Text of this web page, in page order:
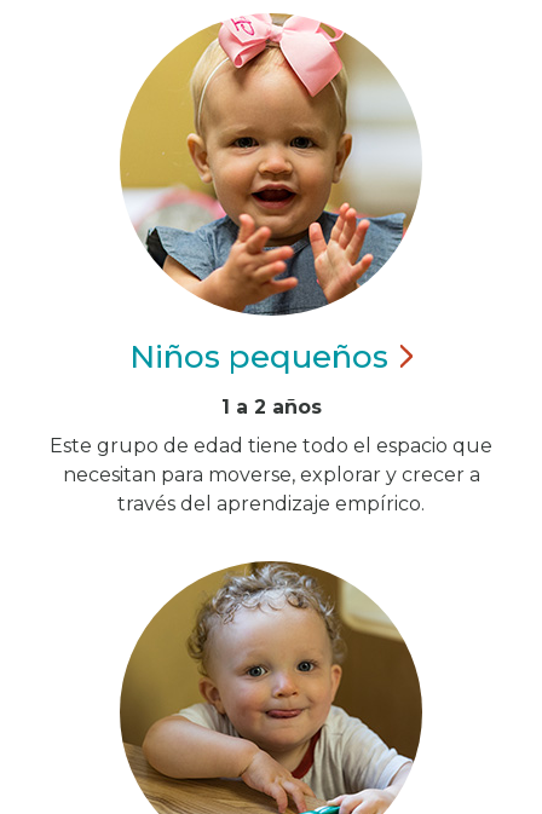
Niños pequeños
1 a 2 años
Este grupo de edad tiene todo el espacio que
necesitan para moverse, explorar y crecer a
través del aprendizaje empírico.